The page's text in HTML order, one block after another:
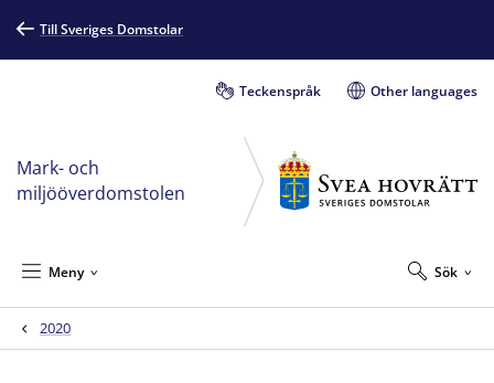
Till Sveriges Domstolar
Teckenspråk Other languages
Mark- och
miljööverdomstolen
Sök
Meny
2020